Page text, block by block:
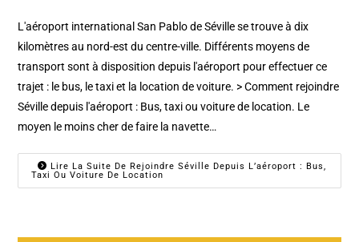
L'aéroport international San Pablo de Séville se trouve à dix
kilomètres au nord-est du centre-ville. Différents moyens de
transport sont à disposition depuis l'aéroport pour effectuer ce
trajet : le bus, le taxi et la location de voiture. > Comment rejoindre
Séville depuis l'aéroport : Bus, taxi ou voiture de location. Le
moyen le moins cher de faire la navette…
Lire La Suite De Rejoindre Séville Depuis L’aéroport : Bus,
Taxi Ou Voiture De Location